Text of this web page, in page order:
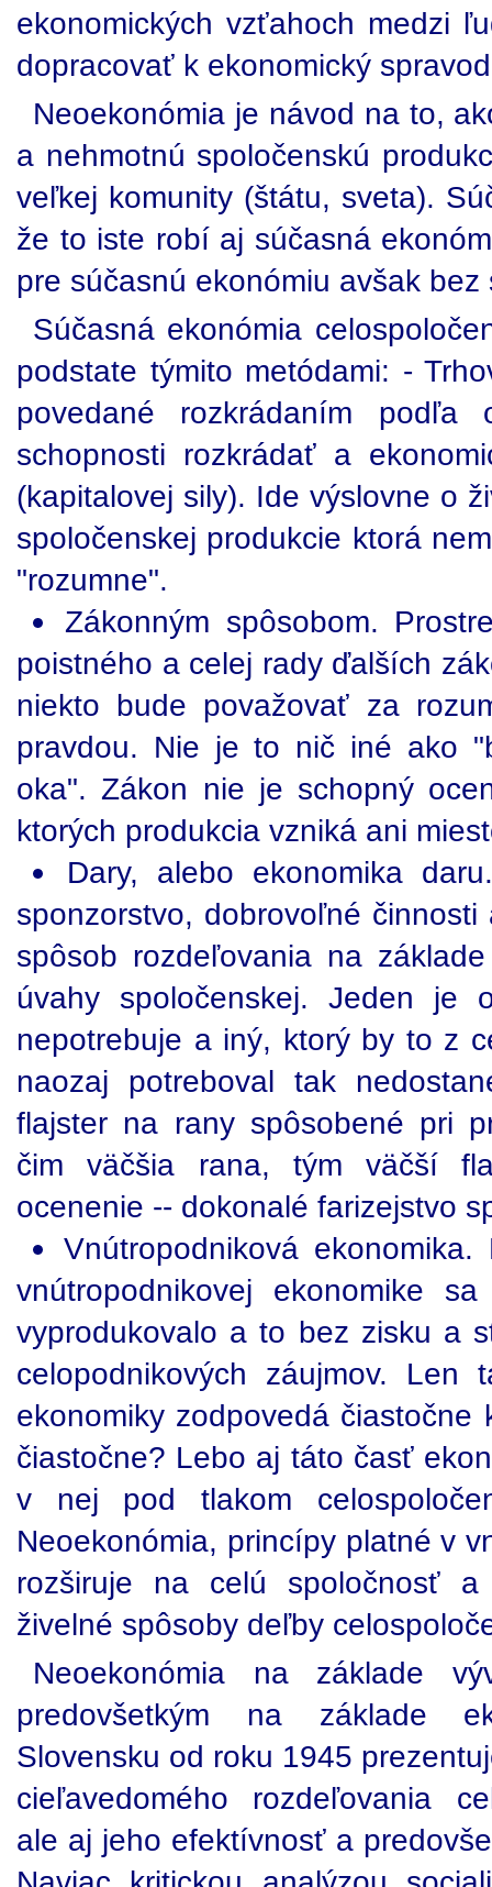
ekonomických vzťahoch medzi
dopracovať k ekonomický
Neoekonómia je návod na to,
a nehmotnú spoločenskú
veľkej komunity (štátu, sveta).
že to iste robí aj súčasná
pre súčasnú ekonómiu avšak
Súčasná ekonómia
podstate týmito metódami: -
povedané rozkrádaním podľa
schopnosti rozkrádať a
(kapitalovej sily). Ide výslovne o
spoločenskej produkcie ktorá
"rozumne".
Zákonným spôsobom.
poistného a celej rady ďalších
niekto bude považovať za
pravdou. Nie je to nič iné ako
oka". Zákon nie je schopný
ktorých produkcia vzniká ani
Dary, alebo ekonomika
sponzorstvo, dobrovoľné
spôsob rozdeľovania na
úvahy spoločenskej. Jeden je
nepotrebuje a iný, ktorý by to z
naozaj potreboval tak
flajster na rany spôsobené pri
čim väčšia rana, tým väčší
ocenenie -- dokonalé farizejstvo
Vnútropodniková
vnútropodnikovej ekonomike
vyprodukovalo a to bez zisku a
celopodnikových záujmov. Len
ekonomiky zodpovedá čiastočne
čiastočne? Lebo aj táto časť
v nej pod tlakom
Neoekonómia, princípy platné v
rozširuje na celú spoločnosť a
živelné spôsoby deľby
Neoekonómia na základe
predovšetkým na základe
Slovensku od roku 1945
cieľavedomého rozdeľovania
ale aj jeho efektívnosť a